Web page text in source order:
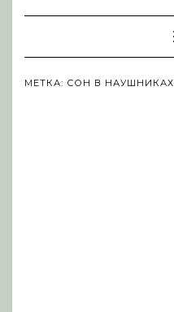
МЕТКА: СОН В НАУШНИКАХ